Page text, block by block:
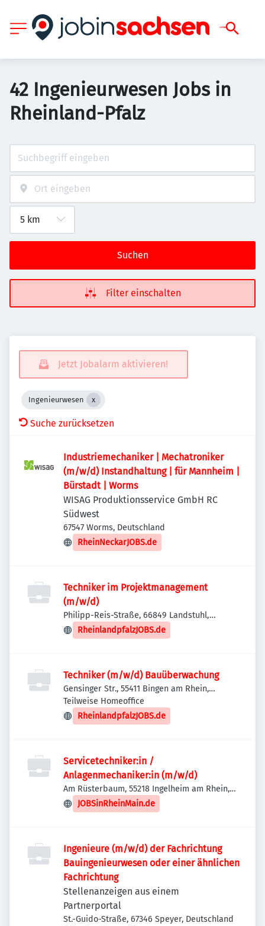
42 Ingenieurwesen Jobs in
Rheinland-Pfalz
Suchen
Filter einschalten
Jetzt Jobalarm aktivieren!
Ingenieurwesen
Suche zurücksetzen
Industriemechaniker | Mechatroniker
(m/w/d) Instandhaltung | für Mannheim |
Bürstadt | Worms
WISAG Produktionsservice GmbH RC
Südwest
67547 Worms, Deutschland
RheinNeckarJOBS.de
Techniker im Projektmanagement
(m/w/d)
Philipp-Reis-Straße, 66849 Landstuhl,
Deutschland
RheinlandpfalzJOBS.de
Techniker (m/w/d) Bauüberwachung
Gensinger Str., 55411 Bingen am Rhein,
Deutschland
Teilweise Homeoffice
RheinlandpfalzJOBS.de
Servicetechniker:in /
Anlagenmechaniker:in (m/w/d)
Am Rüsterbaum, 55218 Ingelheim am Rhein,
Deutschland
JOBSinRheinMain.de
Ingenieure (m/w/d) der Fachrichtung
Bauingenieurwesen oder einer ähnlichen
Fachrichtung
Stellenanzeigen aus einem
Partnerportal
St.-Guido-Straße, 67346 Speyer, Deutschland